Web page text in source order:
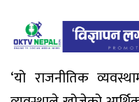
‘यो राजनीतिक